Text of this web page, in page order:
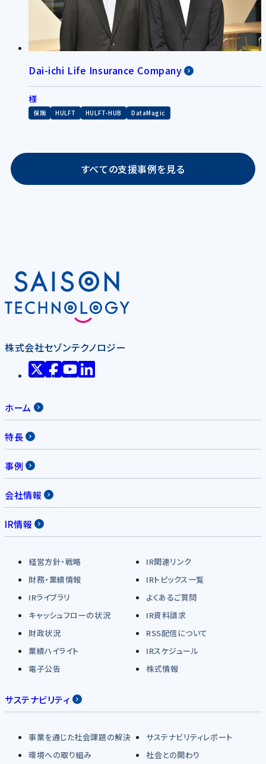
Dai-ichi Life Insurance Company
様
保険 HULFT HULFT-HUB DataMagic
すべての支援事例を見る
株式会社セゾンテクノロジー
ホーム
特長
事例
会社情報
IR情報
経営方針・戦略
IR関連リンク
財務・業績情報
IRトピックス一覧
IRライブラリ
よくあるご質問
キャッシュフローの状況
IR資料請求
財政状況
RSS配信について
業績ハイライト
IRスケジュール
電子公告
株式情報
サステナビリティ
事業を通じた社会課題の解決
サステナビリティレポート
環境への取り組み
社会との関わり